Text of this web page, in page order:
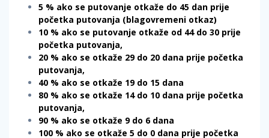
5 % ako se putovanje otkaže do 45 dan prije
početka putovanja (blagovremeni otkaz)
10 % ako se putovanje otkaže od 44 do 30 prije
početka putovanja,
20 % ako se otkaže 29 do 20 dana prije početka
putovanja,
40 % ako se otkaže 19 do 15 dana
80 % ako se otkaže 14 do 10 dana prije početka
putovanja,
90 % ako se otkaže 9 do 6 dana
100 % ako se otkaže 5 do 0 dana prije početka